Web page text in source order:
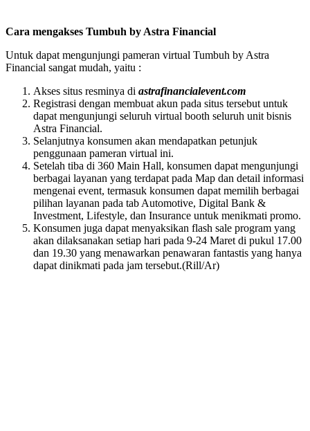
Cara mengakses Tumbuh by Astra Financial
Untuk dapat mengunjungi pameran virtual Tumbuh by Astra
Financial sangat mudah, yaitu :
Akses situs resminya di astrafinancialevent.com
Registrasi dengan membuat akun pada situs tersebut untuk
dapat mengunjungi seluruh virtual booth seluruh unit bisnis
Astra Financial.
Selanjutnya konsumen akan mendapatkan petunjuk
penggunaan pameran virtual ini.
Setelah tiba di 360 Main Hall, konsumen dapat mengunjungi
berbagai layanan yang terdapat pada Map dan detail informasi
mengenai event, termasuk konsumen dapat memilih berbagai
pilihan layanan pada tab Automotive, Digital Bank &
Investment, Lifestyle, dan Insurance untuk menikmati promo.
Konsumen juga dapat menyaksikan flash sale program yang
akan dilaksanakan setiap hari pada 9-24 Maret di pukul 17.00
dan 19.30 yang menawarkan penawaran fantastis yang hanya
dapat dinikmati pada jam tersebut.(Rill/Ar)